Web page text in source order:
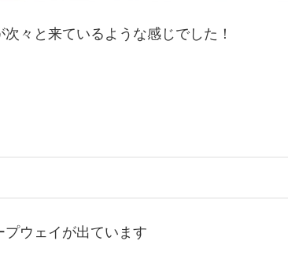
々と来ているような感じでした！
ウェイが出ています